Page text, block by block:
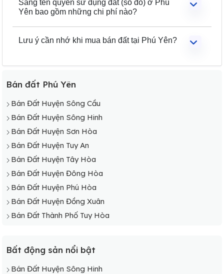
Sang tên quyền sử dụng đất (sổ đỏ) ở Phú
Yên bao gồm những chi phí nào?
Lưu ý cần nhớ khi mua bán đất tại Phú Yên?
Bán đất Phú Yên
Bán Đất Huyện Sông Cầu
Bán Đất Huyện Sông Hinh
Bán Đất Huyện Sơn Hòa
Bán Đất Huyện Tuy An
Bán Đất Huyện Tây Hòa
Bán Đất Huyện Đông Hòa
Bán Đất Huyện Phú Hòa
Bán Đất Huyện Đồng Xuân
Bán Đất Thành Phố Tuy Hòa
Bất động sản nổi bật
Bán Đất Huyện Sông Hinh